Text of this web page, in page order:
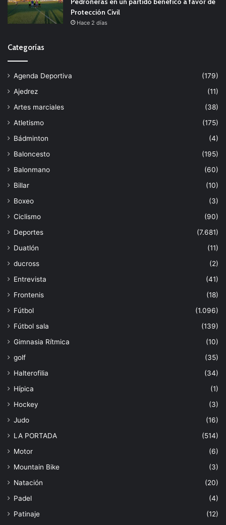
Protección Civil
Hace 2 días
Categorías
Agenda Deportiva
(179)
Ajedrez
(11)
Artes marciales
(38)
Atletismo
(175)
Bádminton
(4)
Baloncesto
(195)
Balonmano
(60)
Billar
(10)
Boxeo
(3)
Ciclismo
(90)
Deportes
(7.681)
Duatlón
(11)
ducross
(2)
Entrevista
(41)
Frontenis
(18)
Fútbol
(1.096)
Fútbol sala
(139)
Gimnasia Rítmica
(10)
golf
(35)
Halterofilia
(34)
Hípica
(1)
Hockey
(3)
Judo
(16)
LA PORTADA
(514)
Motor
(6)
Mountain Bike
(3)
Natación
(20)
Padel
(4)
Patinaje
(12)